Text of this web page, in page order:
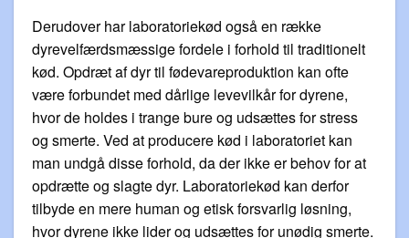
Derudover har laboratoriekød også en række
dyrevelfærdsmæssige fordele i forhold til traditionelt
kød. Opdræt af dyr til fødevareproduktion kan ofte
være forbundet med dårlige levevilkår for dyrene,
hvor de holdes i trange bure og udsættes for stress
og smerte. Ved at producere kød i laboratoriet kan
man undgå disse forhold, da der ikke er behov for at
opdrætte og slagte dyr. Laboratoriekød kan derfor
tilbyde en mere human og etisk forsvarlig løsning,
hvor dyrene ikke lider og udsættes for unødig smerte.